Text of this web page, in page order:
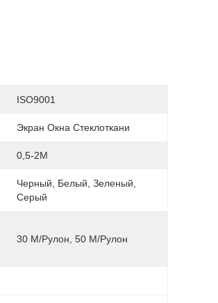
ISO9001
Экран Окна Стеклоткани
0,5-2M
Черный, Белый, Зеленый,
Серый
30 М/рулон, 50 М/рулон